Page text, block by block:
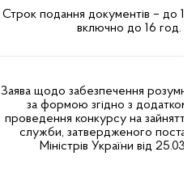
Строк подання документів – до
включно до 16 год.
Заява щодо забезпечення
за формою згідно з додатком
проведення конкурсу на
служби, затвердженого
Міністрів України від